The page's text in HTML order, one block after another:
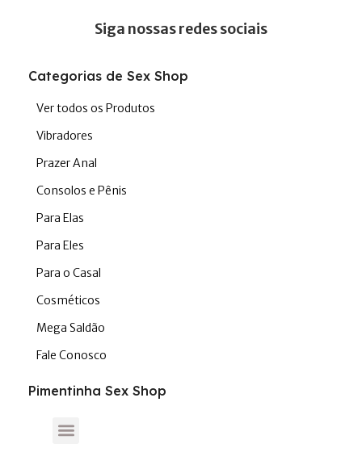
Siga nossas redes sociais
Categorias de Sex Shop
Ver todos os Produtos
Vibradores
Prazer Anal
Consolos e Pênis
Para Elas
Para Eles
Para o Casal
Cosméticos
Mega Saldão
Fale Conosco
Pimentinha Sex Shop